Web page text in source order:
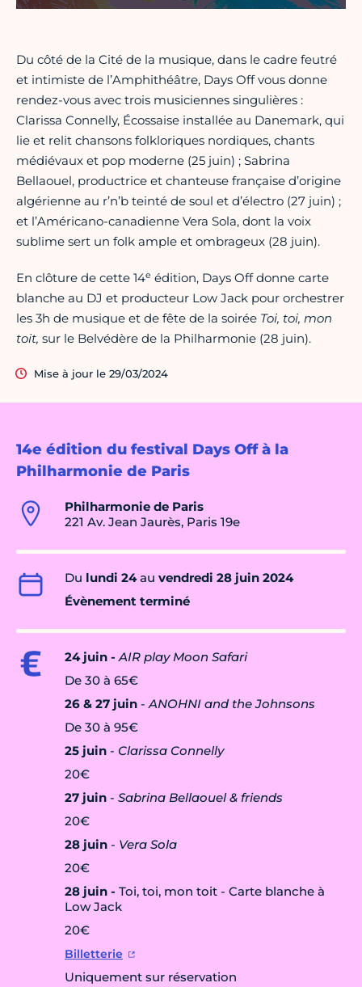
14e édition du festival Days Off à la
Philharmonie de Paris
Philharmonie de Paris
221 Av. Jean Jaurès, Paris 19e
Du lundi 24au vendredi 28 juin 2024
Évènement terminé
24 juin -AIR play Moon Safari
De 30 à 65€
26 & 27 juin -ANOHNI and the Johnsons
De 30 à 95€
25 juin - Clarissa Connelly
20€
27 juin - Sabrina Bellaouel & friends
20€
28 juin - Vera Sola
20€
28 juin - Toi, toi, mon toit - Carte blanche à
Low Jack
20€
Billetterie
Uniquement sur réservation
Du côté de la Cité de la musique, dans le cadre feutré
et intimiste de l’Amphithéâtre, Days Off vous donne
rendez-vous avec trois musiciennes singulières :
Clarissa Connelly, Écossaise installée au Danemark, qui
lie et relit chansons folkloriques nordiques, chants
médiévaux et pop moderne (25 juin) ; Sabrina
Bellaouel, productrice et chanteuse française d’origine
algérienne au r’n’b teinté de soul et d’électro (27 juin) ;
et l’Américano-canadienne Vera Sola, dont la voix
sublime sert un folk ample et ombrageux (28 juin).
En clôture de cette 14e édition, Days Off donne carte
blanche au DJ et producteur Low Jack pour orchestrer
les 3h de musique et de fête de la soirée Toi, toi, mon
toit, sur le Belvédère de la Philharmonie (28 juin).
Mise à jour le 29/03/2024